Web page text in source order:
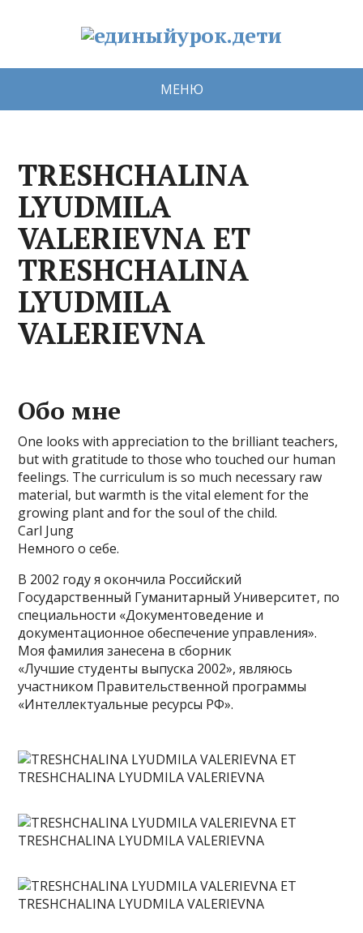
МЕНЮ
TRESHCHALINA
LYUDMILA
VALERIEVNA ET
TRESHCHALINA
LYUDMILA
VALERIEVNA
Обо мне
One looks with appreciation to the brilliant teachers,
but with gratitude to those who touched our human
feelings. The curriculum is so much necessary raw
material, but warmth is the vital element for the
growing plant and for the soul of the child.
Carl Jung
Немного о себе.
В 2002 году я окончила Российский
Государственный Гуманитарный Университет, по
специальности «Документоведение и
документационное обеспечение управления».
Моя фамилия занесена в сборник
«Лучшие студенты выпуска 2002», являюсь
участником Правительственной программы
«Интеллектуальные ресурсы РФ».